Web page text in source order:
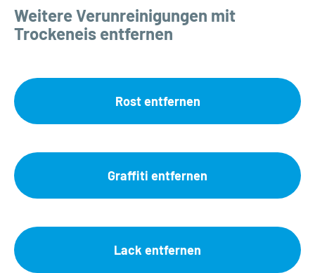
Weitere Verunreinigungen mit
Trockeneis entfernen
Rost entfernen
Graffiti entfernen
Lack entfernen